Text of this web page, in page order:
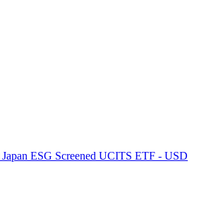
ESG Screened UCITS ETF - USD